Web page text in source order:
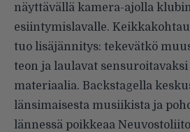
näyttävällä kamera-ajolla
esiintymislavalle.
tuo lisäjännitys: tekevätkö
teon ja laulavat
materiaalia. Backstagella
länsimaisesta musiikista ja
lännessä poikkeaa